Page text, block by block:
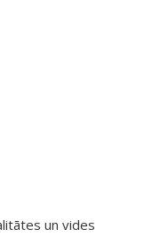
un vides